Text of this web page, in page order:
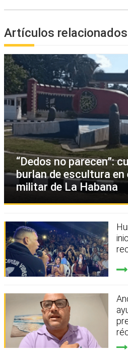
Artículos relacionados
“Dedos no parecen”:
burlan de escultura en
militar de La Habana